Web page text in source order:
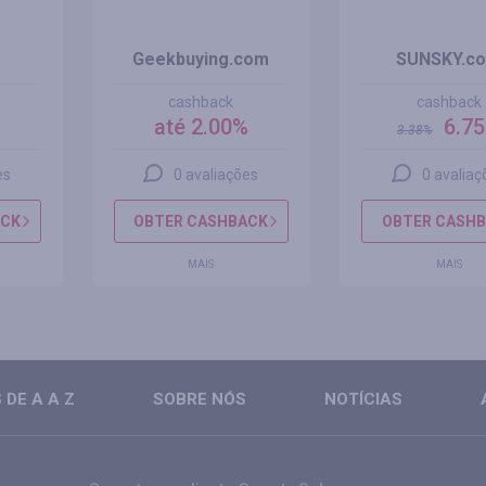
Geekbuying.com
cashback
até 2.00%
0 avaliações
OBTER CASHBACK
MAIS
cashback
3.38%
0
OBTER
MAIS
DE A A Z SOBRE NÓS NOTÍCIAS